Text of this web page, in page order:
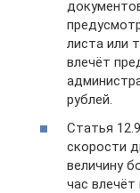
листа или
влечёт
рублей.
Статья
скорости
величину
час